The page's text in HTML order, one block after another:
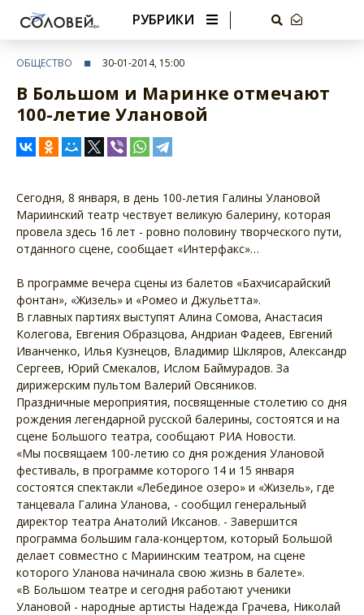
РУБРИКИ
ОБЩЕСТВО 30-01-2014, 15:00
В Большом и Маринке отмечают
100-летие Улановой
Сегодня, 8 января, в день 100-летия Галины Улановой
Мариинский театр чествует великую балерину, которая
провела здесь 16 лет - ровно половину творческого пути,
отданного сцене, сообщает «Интерфакс»…
В программе вечера сцены из балетов «Бахчисарайский
фонтан», «Жизель» и «Ромео и Джульетта».
В главных партиях выступят Алина Сомова, Анастасия
Колегова, Евгения Образцова, Андриан Фадеев, Евгений
Иванченко, Илья Кузнецов, Владимир Шкляров, Александр
Сергеев, Юрий Смекалов, Ислом Баймурадов. За
дирижерским пультом Валерий Овсяников.
Праздничные мероприятия, посвященные столетию со дня
рождения легендарной русской балерины, состоятся и на
сцене Большого театра, сообщают РИА Новости.
«Мы посвящаем 100-летию со дня рождения Улановой
фестиваль, в программе которого 14 и 15 января
состоятся спектакли «Лебединое озеро» и «Жизель», где
танцевала Галина Уланова, - сообщил генеральный
директор театра Анатолий Иксанов. - Завершится
программа большим гала-концертом, который Большой
делает совместно с Мариинским театром, на сцене
которого Уланова начинала свою жизнь в балете».
«В Большом театре и сегодня работают ученики
Улановой - народные артисты Надежда Грачева, Николай